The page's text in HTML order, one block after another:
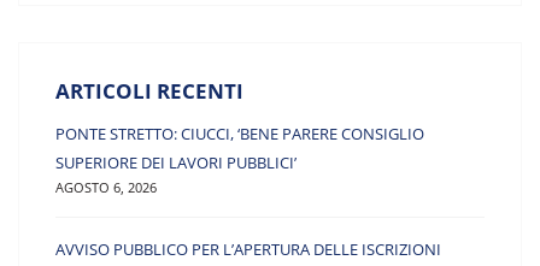
ARTICOLI RECENTI
PONTE STRETTO: CIUCCI, ‘BENE PARERE CONSIGLIO
SUPERIORE DEI LAVORI PUBBLICI’
AGOSTO 6, 2026
AVVISO PUBBLICO PER L’APERTURA DELLE ISCRIZIONI